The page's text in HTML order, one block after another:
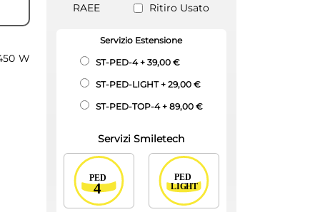
W
RAEE Ritiro Usato
Servizio Estensione
ST-PED-4+ 39,00 €
ST-PED-LIGHT+ 29,00 €
ST-PED-TOP-4+ 89,00 €
Servizi Smiletech